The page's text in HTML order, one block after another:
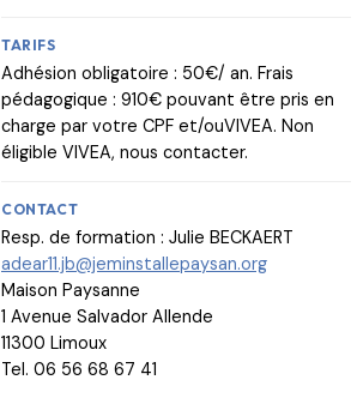
TARIFS
Adhésion obligatoire : 50€/ an. Frais
pédagogique : 910€ pouvant être pris en
charge par votre CPF et/ouVIVEA. Non
éligible VIVEA, nous contacter.
CONTACT
Resp. de formation : Julie BECKAERT
adear11.jb@jeminstallepaysan.org
Maison Paysanne
1 Avenue Salvador Allende
11300 Limoux
Tel. 06 56 68 67 41